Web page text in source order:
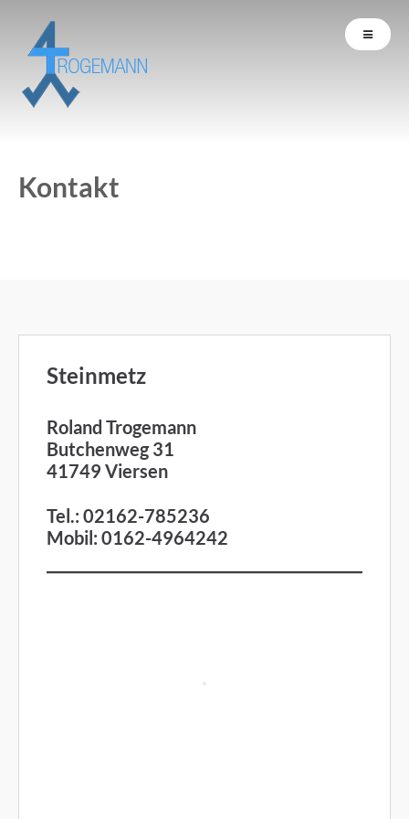
Kontakt
Steinmetz
Roland Trogemann
Butchenweg 31
41749 Viersen
Tel.: 02162-785236
Mobil: 0162-4964242